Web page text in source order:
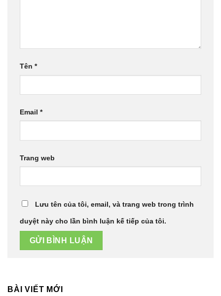
Tên *
Email *
Trang web
Lưu tên của tôi, email, và trang web trong trình
duyệt này cho lần bình luận kế tiếp của tôi.
BÀI VIẾT MỚI